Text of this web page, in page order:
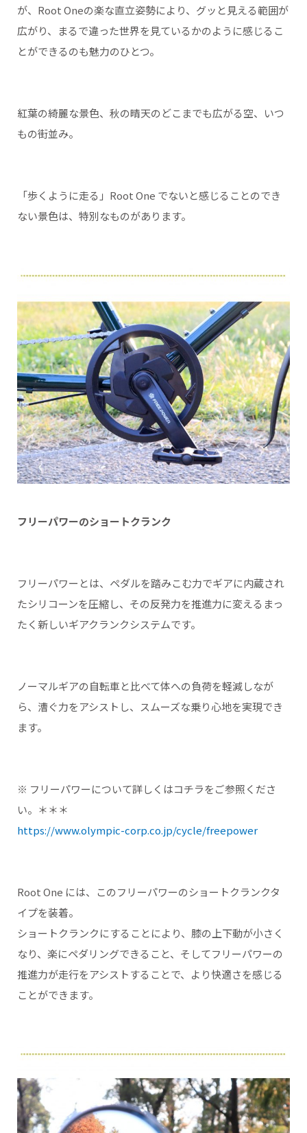
が、Root Oneの楽な直立姿勢により、グッと見える範囲が
広がり、まるで違った世界を見ているかのように感じるこ
とができるのも魅力のひとつ。
紅葉の綺麗な景色、秋の晴天のどこまでも広がる空、いつ
もの街並み。
「歩くように走る」Root One でないと感じることのでき
ない景色は、特別なものがあります。
フリーパワーのショートクランク
フリーパワーとは、ペダルを踏みこむ力でギアに内蔵され
たシリコーンを圧縮し、その反発力を推進力に変えるまっ
たく新しいギアクランクシステムです。
ノーマルギアの自転車と比べて体への負荷を軽減しなが
ら、漕ぐ力をアシストし、スムーズな乗り心地を実現でき
ます。
※ フリーパワーについて詳しくはコチラをご参照くださ
い。＊＊＊
https://www.olympic-corp.co.jp/cycle/freepower
Root One には、このフリーパワーのショートクランクタ
イプを装着。
ショートクランクにすることにより、膝の上下動が小さく
なり、楽にペダリングできること、そしてフリーパワーの
推進力が走行をアシストすることで、より快適さを感じる
ことができます。